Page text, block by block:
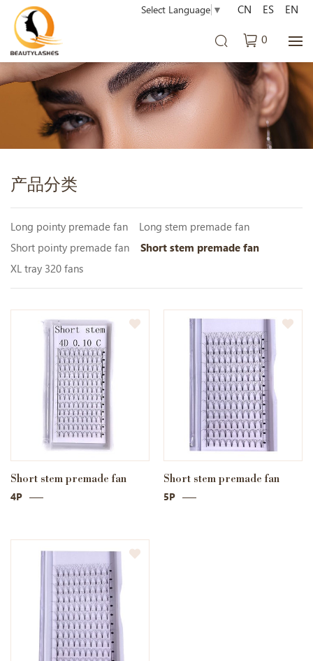
Select Language ▼
0
CN ES EN
产品分类
Long pointy premade fan
Long stem premade fan
Short pointy premade fan
Short stem premade fan
XL tray 320 fans
Short stem premade fan
4P
Short stem premade fan
5P